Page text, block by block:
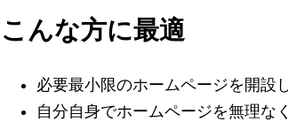
こんな方に最適
必要最小限のホームページを開設
自分自身でホームページを無理な